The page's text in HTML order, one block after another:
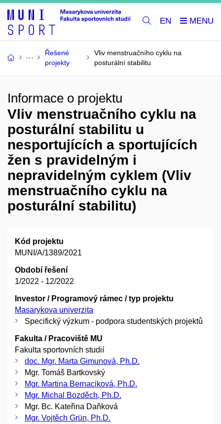
EN
Řešené
projekty
Vliv menstruačního cyklu na
posturální stabilitu
Informace o projektu
Vliv menstruačního cyklu na
posturální stabilitu u
nesportujících a sportujících
žen s pravidelným i
nepravidelným cyklem (Vliv
menstruačního cyklu na
posturální stabilitu)
Kód projektu
MUNI/A/1389/2021
Období řešení
1/2022 - 12/2022
Investor / Programový rámec / typ projektu
Masarykova univerzita
Specifický výzkum - podpora studentských projektů
Fakulta / Pracoviště MU
Fakulta sportovních studií
doc. Mgr. Marta Gimunová, Ph.D.
Mgr. Tomáš Bartkovský
Mgr. Martina Bernaciková, Ph.D.
Mgr. Michal Bozděch, Ph.D.
Mgr. Bc. Kateřina Daňková
Mgr. Vojtěch Grün, Ph.D.